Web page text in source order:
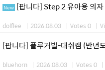
New [팝니다] Step 2 유아용 의자
dolflee | 2026.08.03 | Votes 0 |
[팝니다] 플루거빌-대쉬캠 (반년
bluehorn | 2026.08.03 | Votes 0 |